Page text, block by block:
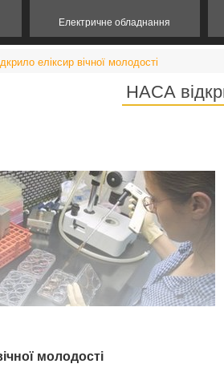
Електричне обладнання
еліксир вічної молодості
НАСА
молодості